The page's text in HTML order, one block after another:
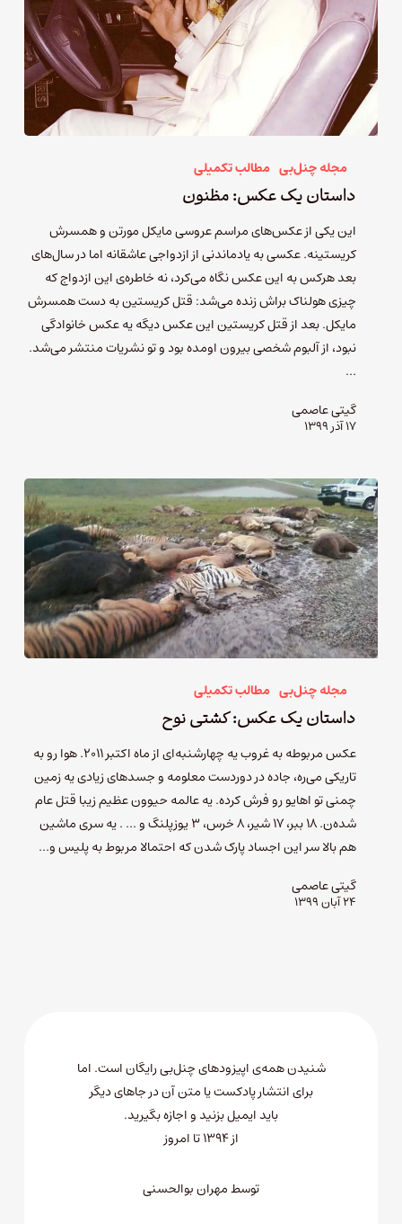
مجله چنل‌بی مطالب تکمیلی
داستان یک عکس: مظنون
این یکی از عکس‌های مراسم عروسی مایکل مورتن و همسرش
کریستینه. عکسی به یادماندنی از ازدواجی عاشقانه اما در سال‌های
بعد هرکس به این عکس نگاه می‌کرد، نه خاطره‌‌ی این ازدواج که
چیزی هولناک براش زنده می‌شد: قتل کریستین به دست همسرش
مایکل. بعد از قتل کریستین این عکس دیگه یه عکس خانوادگی
نبود، از آلبوم شخصی بیرون اومده بود و تو نشریات منتشر می‌شد.
…
گیتی عاصمی
۱۷ آذر ۱۳۹۹
مجله چنل‌بی مطالب تکمیلی
داستان یک عکس: کشتی نوح
عکس مربوطه به غروب یه چهارشنبه‌ای از ماه اکتبر ۲۰۱۱. هوا رو به
تاریکی می‌ره، جاده در دوردست معلومه و جسدهای زیادی یه زمین
چمنی تو اهایو رو فرش کرده. یه عالمه حیوون عظیم زیبا قتل عام
شده‌ن. ۱۸ ببر، ۱۷ شیر، ۸ خرس، ۳ یوزپلنگ و ... . یه سری ماشین
هم بالا سر این اجساد پارک شدن که احتمالا مربوط به پلیس و…
گیتی عاصمی
۲۴ آبان ۱۳۹۹
شنیدن همه‌ی اپیزودهای چنل‌بی رایگان است. اما
برای انتشار پادکست یا متن آن در جاهای دیگر
باید ایمیل بزنید و اجازه بگیرید.
از ۱۳۹۴ تا امروز
توسطمهران بوالحسنی